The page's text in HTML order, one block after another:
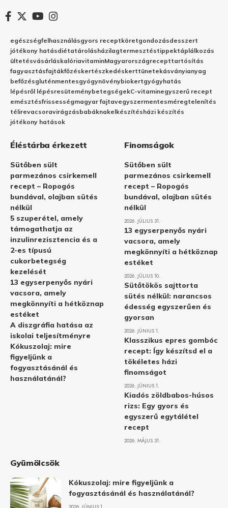
egészségfelhasználásgyors receptköretgondozásdesszert
jótékony hatásdiétatárolásházilagtermesztéstippektáplálkozás
ültetésvásárláskalóriavitaminMagyarországrecepttartósítás
fagyasztásfajtákfőzéskertészkedéskerttünetekásványianyag
befőzésgluténmentesgyógynövénybiokertgyógyhatás
lépésről lépésresüteménybetegségekC-vitaminegyszerű recept
emésztésfrissességmagyar fajtavegyszermentesméregtelenítés
télirevacsoravirágzásbabáknakelkészítésházi készítés
jótékony hatások
Éléstárba érkezett
Sütőben sült
parmezános csirkemell
recept – Ropogós
bundával, olajban sütés
nélkül
5 szuperétel, amely
támogathatja az
inzulinrezisztencia és a
2-es típusú
cukorbetegség
kezelését
13 egyserpenyős nyári
vacsora, amely
megkönnyíti a hétköznap
estéket
A diszgráfia hatása az
iskolai teljesítményre
Kókuszolaj: mire
figyeljünk a
fogyasztásánál és
használatánál?
Finomságok
Sütőben sült
parmezános csirkemell
recept – Ropogós
bundával, olajban sütés
nélkül
2026. JÚLIUS 31.
13 egyserpenyős nyári
vacsora, amely
megkönnyíti a hétköznap
estéket
2026. JÚLIUS 10.
Sütőtökös sajttorta
sütés nélkül: narancsos
édesség egyszerűen és
gyorsan
2026. JÚNIUS 1.
Klasszikus epres gombóc
recept: Így készítsd el a
tökéletes házi
finomságot
2026. JÚNIUS 1.
Kiadós zöldbabos-húsos
rizs: Egy gyors és
egyszerű egytálétel
recept
2026. MÁJUS 31.
Gyümölcsök
Kókuszolaj: mire figyeljünk a
fogyasztásánál és használatánál?